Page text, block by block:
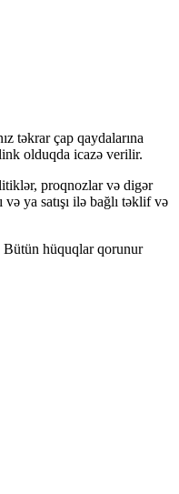
təkrar çap qaydalarına
olduqda icazə verilir.
proqnozlar və digər
ya satışı ilə bağlı təklif və
hüquqlar qorunur